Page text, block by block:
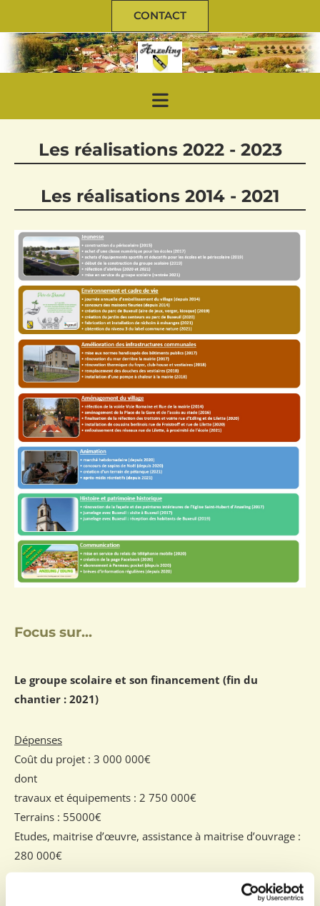
CONTACT
Les réalisations 2022 - 2023
Les réalisations 2014 - 2021
Focus sur...
Le groupe scolaire et son financement (fin du
chantier : 2021)
Dépenses
Coût du projet : 3 000 000€
dont
travaux et équipements : 2 750 000€
Terrains : 55000€
Etudes, maitrise d’œuvre, assistance à maitrise d’ouvrage :
280 000€